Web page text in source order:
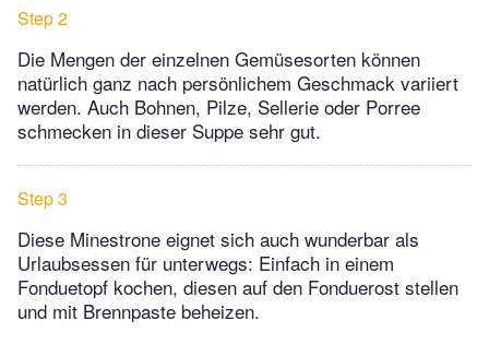
Step 2
Die Mengen der einzelnen Gemüsesorten können
natürlich ganz nach persönlichem Geschmack variiert
werden. Auch Bohnen, Pilze, Sellerie oder Porree
schmecken in dieser Suppe sehr gut.
Step 3
Diese Minestrone eignet sich auch wunderbar als
Urlaubsessen für unterwegs: Einfach in einem
Fonduetopf kochen, diesen auf den Fonduerost stellen
und mit Brennpaste beheizen.